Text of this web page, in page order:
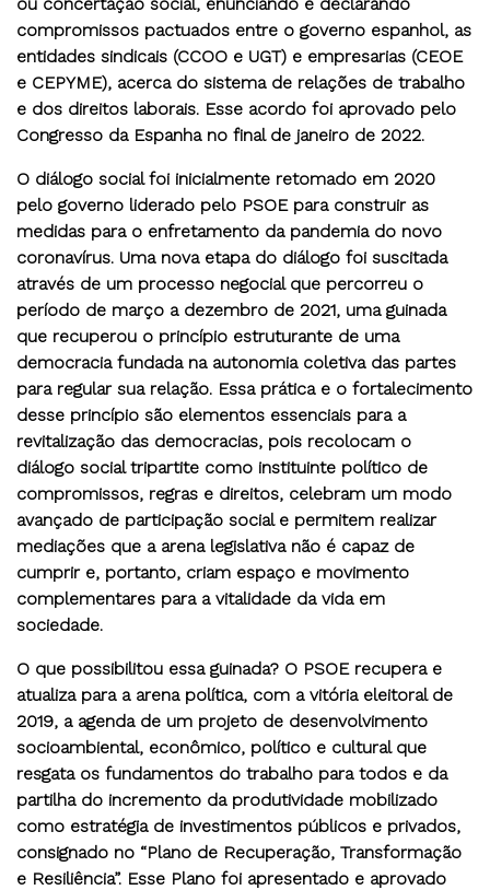
compromissos pactuados entre o governo espanhol, as
entidades sindicais (CCOO e UGT) e empresarias (CEOE
e CEPYME), acerca do sistema de relações de trabalho
e dos direitos laborais. Esse acordo foi aprovado pelo
Congresso da Espanha no final de janeiro de 2022.
O diálogo social foi inicialmente retomado em 2020
pelo governo liderado pelo PSOE para construir as
medidas para o enfretamento da pandemia do novo
coronavírus. Uma nova etapa do diálogo foi suscitada
através de um processo negocial que percorreu o
período de março a dezembro de 2021, uma guinada
que recuperou o princípio estruturante de uma
democracia fundada na autonomia coletiva das partes
para regular sua relação. Essa prática e o fortalecimento
desse princípio são elementos essenciais para a
revitalização das democracias, pois recolocam o
diálogo social tripartite como instituinte político de
compromissos, regras e direitos, celebram um modo
avançado de participação social e permitem realizar
mediações que a arena legislativa não é capaz de
cumprir e, portanto, criam espaço e movimento
complementares para a vitalidade da vida em
sociedade.
O que possibilitou essa guinada? O PSOE recupera e
atualiza para a arena política, com a vitória eleitoral de
2019, a agenda de um projeto de desenvolvimento
socioambiental, econômico, político e cultural que
resgata os fundamentos do trabalho para todos e da
partilha do incremento da produtividade mobilizado
como estratégia de investimentos públicos e privados,
consignado no “Plano de Recuperação, Transformação
e Resiliência”. Esse Plano foi apresentado e aprovado